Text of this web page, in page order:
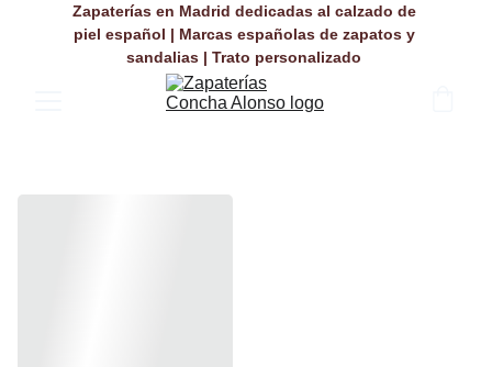
Zapaterías en Madrid dedicadas al calzado de
piel español | Marcas españolas de zapatos y
sandalias | Trato personalizado